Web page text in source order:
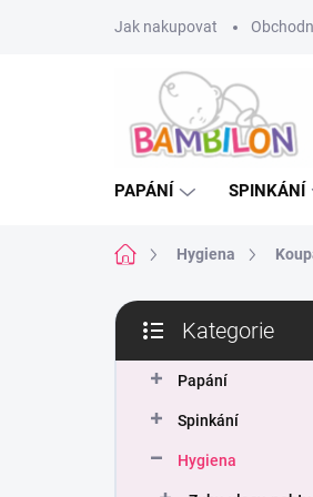
Jak nakupovat
PAPÁNÍ SPINKÁNÍ
Domů Hygiena
P
s
kategorie
Kategorie
Papání
Spinkání
Hygiena